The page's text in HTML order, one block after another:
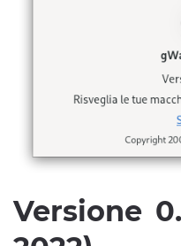
Versione